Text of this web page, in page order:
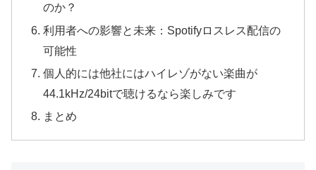
のか？
利用者への影響と未来：Spotifyロスレス配信の
可能性
個人的には他社にはハイレゾがない楽曲が
44.1kHz/24bitで聴けるなら楽しみです
まとめ